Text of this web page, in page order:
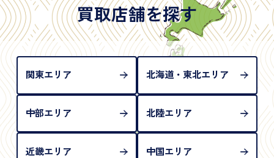
は「所持人記入欄（住所記載欄）」が存在しないた
め、単体では古物営業法上の本人確認書類として認
められない（住所確認ができないため）。補助書類
が必要となります
買取店舗を探す
関東エリア 北海道・東北エリア
中部エリア 北陸エリア
近畿エリア 中国エリア